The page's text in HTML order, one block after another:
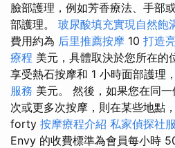
臉部護理，例如芳香療法、手部
部護理。 玻尿酸填充實現自然飽
費用約為 后里推薦按摩 10 打造
療程 美元，具體取決於您所在的
享受熱石按摩和 1 小時面部護理
服務 美元。 然後，如果您在同
次或更多次按摩，則在某些地點
forty 按摩療程介紹 私家偵探社
Envy 的收費標準為會員每小時